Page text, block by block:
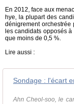
En 2012, face aux
hye, la plupart des
dénigrement
les candidats opposés
que moins de 0,5 %.
Lire aussi :
Sondage : l'écart
Ahn Cheol-soo, le